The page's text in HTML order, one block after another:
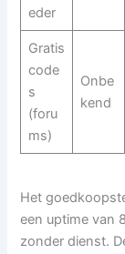
eder
Gratis
code
s
(foru
ms)
Onbe
kend
Het
een uptime van
zonder dienst.